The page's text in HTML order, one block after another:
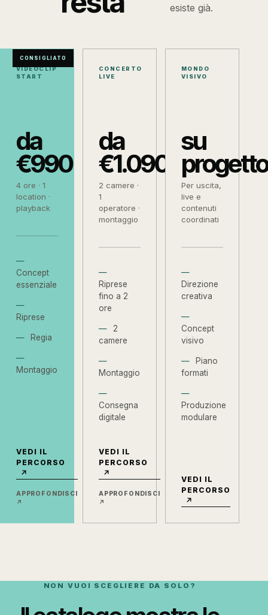
esiste già.
CONSIGLIATO
VIDEOCLIP
START
da
€990
4 ore · 1
location ·
playback
Concept
essenziale
Riprese
Regia
Montaggio
VEDI IL
PERCORSO
↗
APPROFONDISCI
↗
CONCERTO
LIVE
da
€1.090
2 camere ·
1
operatore ·
montaggio
Riprese
fino a 2
ore
2
camere
Montaggio
Consegna
digitale
VEDI IL
PERCORSO
↗
APPROFONDISCI
↗
MONDO
VISIVO
su
progetto
Per uscita,
live e
contenuti
coordinati
Direzione
creativa
Concept
visivo
Piano
formati
Produzione
modulare
VEDI IL
PERCORSO
↗
NON VUOI SCEGLIERE DA SOLO?